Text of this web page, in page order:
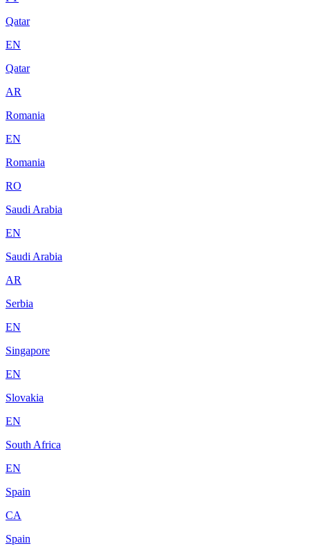
Qatar
EN
Qatar
AR
Romania
EN
Romania
RO
Saudi Arabia
EN
Saudi Arabia
AR
Serbia
EN
Singapore
EN
Slovakia
EN
South Africa
EN
Spain
CA
Spain